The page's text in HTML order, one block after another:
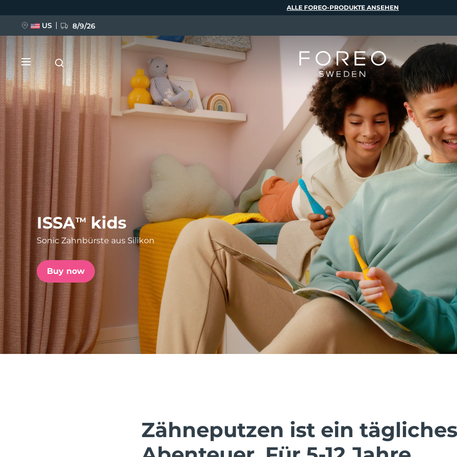
ISSATM kids
Sonic Zahnbürste aus Silikon
Buy now
Zähneputzen ist ein tägliches
ALLE FOREO-PRODUKTE ANSEHEN
US 8/9/26
NEU
FAQ™ Pure Beauty-Tech Elixir
BREAKING NEWS
issa™ Teeth Whitening Set
FAQ™ Dual LED Panel
BELIEBT